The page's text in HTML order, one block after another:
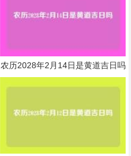
农历2028年2月14日是黄道吉日吗